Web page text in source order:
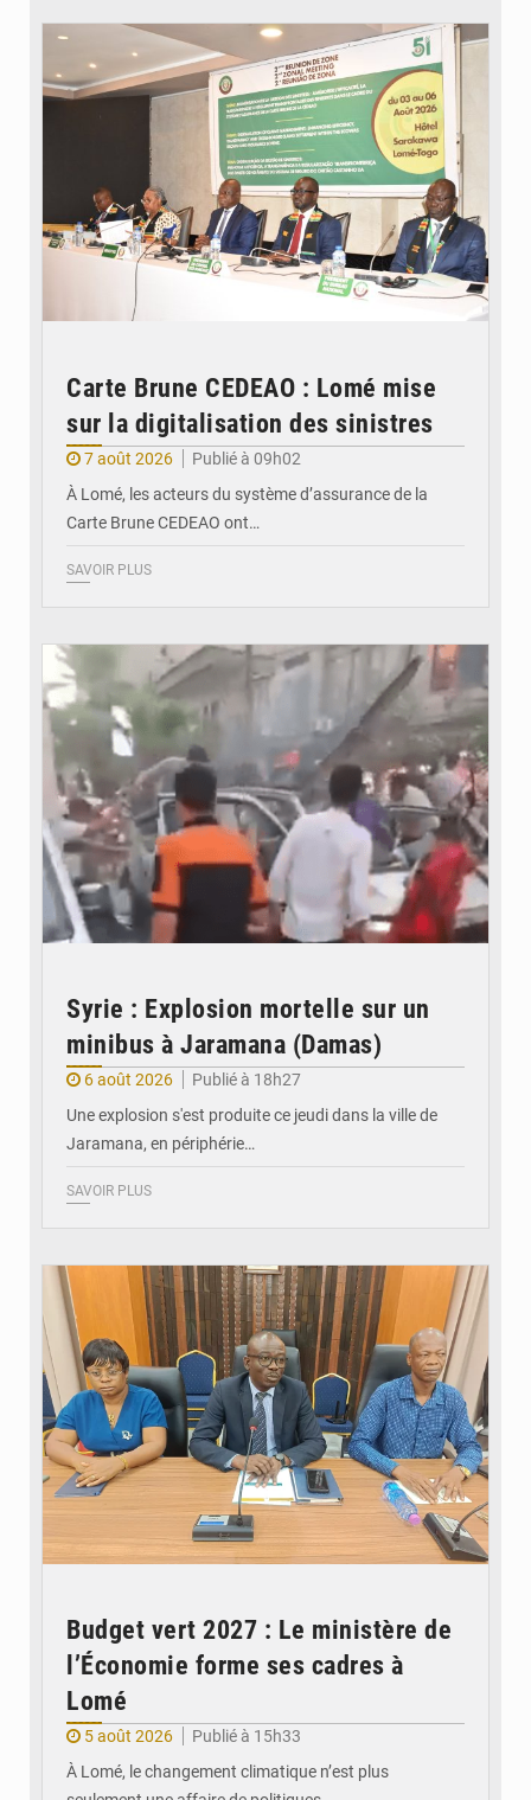
Carte Brune CEDEAO : Lomé mise
sur la digitalisation des sinistres
7 août 2026
Publié à 09h02
À Lomé, les acteurs du système d’assurance de la
Carte Brune CEDEAO ont…
SAVOIR PLUS
Syrie : Explosion mortelle sur un
minibus à Jaramana (Damas)
6 août 2026
Publié à 18h27
Une explosion s'est produite ce jeudi dans la ville de
Jaramana, en périphérie…
SAVOIR PLUS
Budget vert 2027 : Le ministère de
l’Économie forme ses cadres à
Lomé
5 août 2026
Publié à 15h33
À Lomé, le changement climatique n’est plus